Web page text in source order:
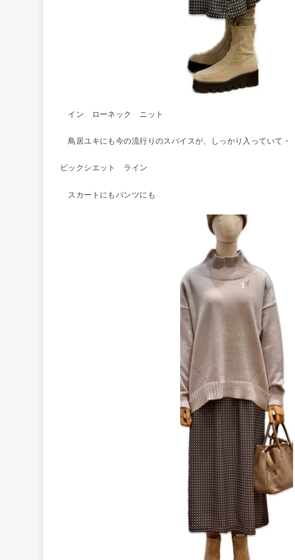
イン ローネック ニット
鳥居ユキにも今の流行りのスパイスが、しっかり入っていて・
ビックシエット ライン
スカートにもパンツにも